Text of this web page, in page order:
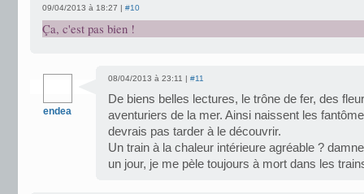
09/04/2013 à 18:27 | #10
Ça, c'est pas bien !
endea
08/04/2013 à 23:11 | #11
De biens belles lectures, le trône de fer, des
aventuriers de la mer. Ainsi naissent les
devrais pas tarder à le découvrir.
Un train à la chaleur intérieure agréable ?
un jour, je me pèle toujours à mort dans les